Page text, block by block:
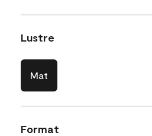
Lustre
Mat
Format